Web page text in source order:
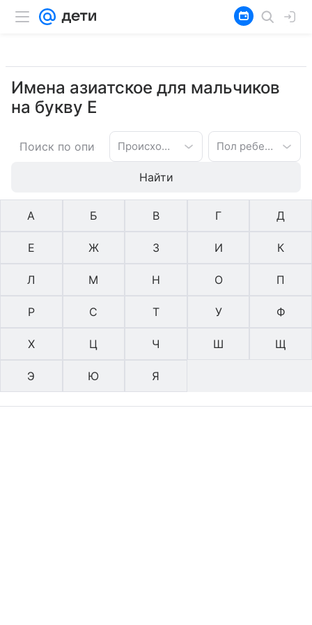
Имена азиатское для мальчиков
на букву Е
Происхождение имени Пол ребенка
Найти
А Б В Г Д
Е Ж З И К
Л М Н О П
Р С Т У Ф
Х Ц Ч Ш Щ
Э Ю Я